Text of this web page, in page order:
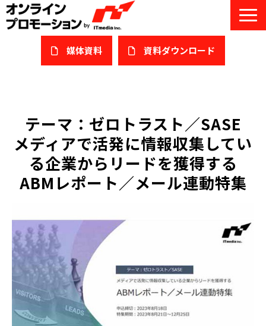
媒体資料 ​資料ダウンロード
私たちについて
サービスガイド/お役立ち資料
課題/ターゲット別で探す
導入事例
セミナー情報/ブログ
販売パートナー募集
テーマ：ゼロトラスト／SASE
メディアで活発に情報収集してい
る企業からリードを獲得する
ABMレポート／メール連動特集